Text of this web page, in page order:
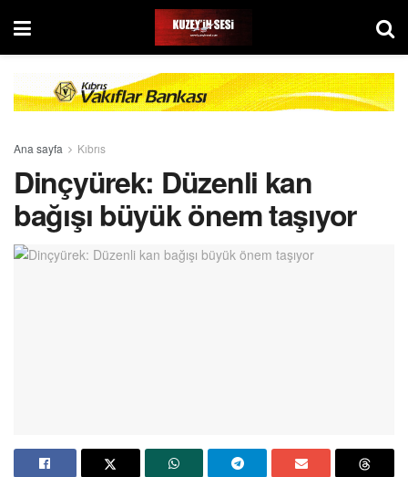
Ana sayfa Kıbrıs
Dinçyürek: Düzenli kan
bağışı büyük önem taşıyor